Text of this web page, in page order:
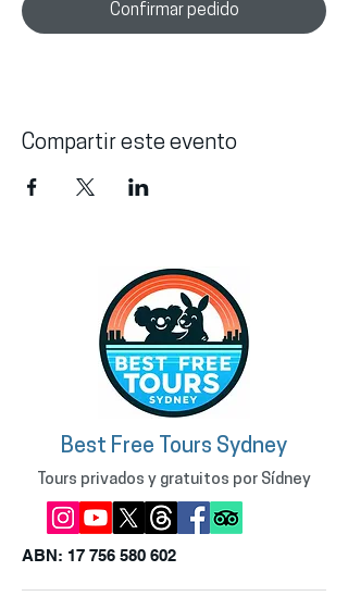
Confirmar pedido
Compartir este evento
Best Free Tours Sydney
Tours privados y gratuitos por Sídney
ABN: 17 756 580 602